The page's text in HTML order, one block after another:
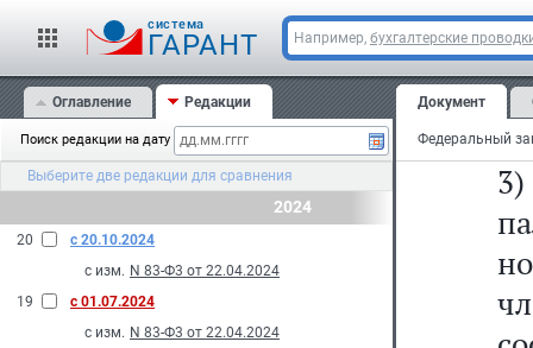
cистема
ГАРАНТ Например, бухгалтерские
Оглавление Редакции
Поиск редакции на дату
Выберите две редакции для сравнения
2024
20
с 20.10.2024
с изм. N 83-Ф3 от 22.04.2024
19
с 01.07.2024
с изм. N 83-Ф3 от 22.04.2024
Документ